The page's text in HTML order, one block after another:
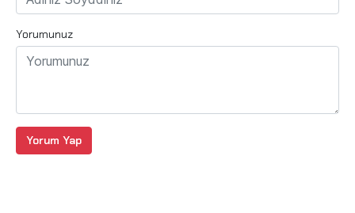
Yorumunuz
Yorum Yap